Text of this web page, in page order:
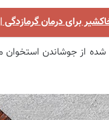
برای درمان گرمازدگی
از جوشاندن استخوان